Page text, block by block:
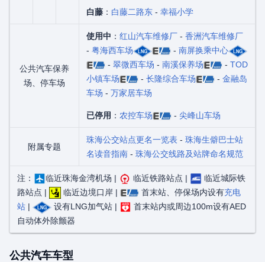
白藤 ： 白藤二路东 - 幸福小学
公共汽车保养
场、停车场
使用中 ： 红山汽车维修厂 - 香洲汽车维修厂
- 粤海西车场 - 南屏换乘中心
- 翠微西车场 - 南溪保养场 - TOD
小镇车场
- 长隆综合车场 - 金融岛
车场 - 万家居车场
已停用 ： 农控车场 - 尖峰山车场
附属专题
珠海公交站点更名一览表 - 珠海生僻巴士站
名读音指南 - 珠海公交线路及站牌命名规范
注： 临近珠海金湾机场 | 临近铁路站点 |
临近城际铁
路站点 |
临近边境口岸 | 首末站、停保场内设有充电
站 | 设有LNG加气站 |
首末站内或周边100m设有AED
自动体外除颤器
公共汽车车型